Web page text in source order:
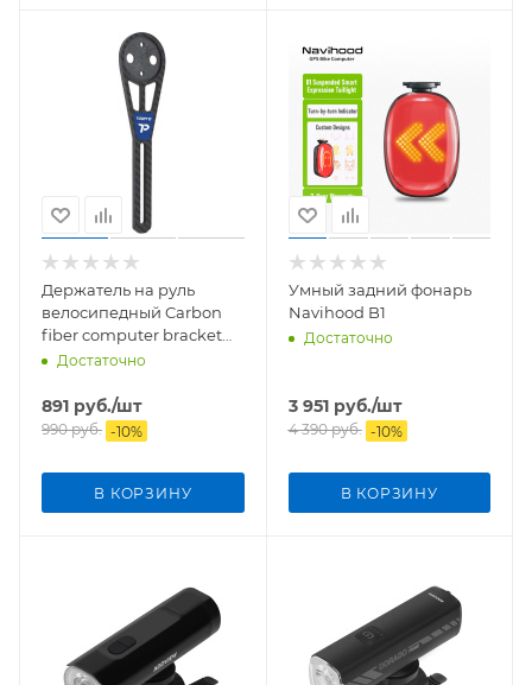
Держатель на руль
велосипедный Carbon
fiber computer bracket
05Достаточно
891 руб./шт
990руб. -10%
В КОРЗИНУ
Умный задний фонарь
Navihood B1
Достаточно
3 951руб./шт
4 390руб. -10%
В КОРЗИНУ